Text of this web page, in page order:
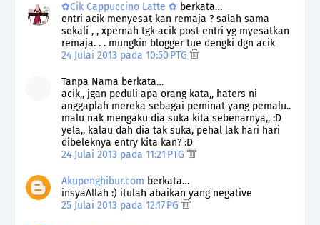
✿Cik Cappuccino Latte ✿ berkata…
entri acik menyesat kan remaja ? salah sama
sekali , , xpernah tgk acik post entri yg myesatkan
remaja. . . mungkin blogger tue dengki dgn acik
24 Julai 2013 pada 10:50 PTG
Tanpa Nama berkata…
acik,, jgan peduli apa orang kata,, haters ni
anggaplah mereka sebagai peminat yang pemalu..
malu nak mengaku dia suka kita sebenarnya,, :D
yela,, kalau dah dia tak suka, pehal lak hari hari
dibeleknya entry kita kan? :D
24 Julai 2013 pada 11:21 PTG
Akupenghibur.com berkata…
insyaAllah :) itulah abaikan yang negative
25 Julai 2013 pada 12:17 PG